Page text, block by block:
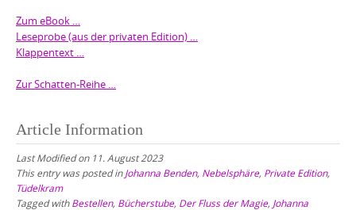
Zum eBook …
Leseprobe (aus der privaten Edition) …
Klappentext …
Zur Schatten-Reihe …
Article Information
Last Modified on 11. August 2023
This entry was posted inJohanna Benden, Nebelsphäre, Private Edition,
Tüdelkram
Tagged withBestellen, Bücherstube, Der Fluss der Magie, Johanna